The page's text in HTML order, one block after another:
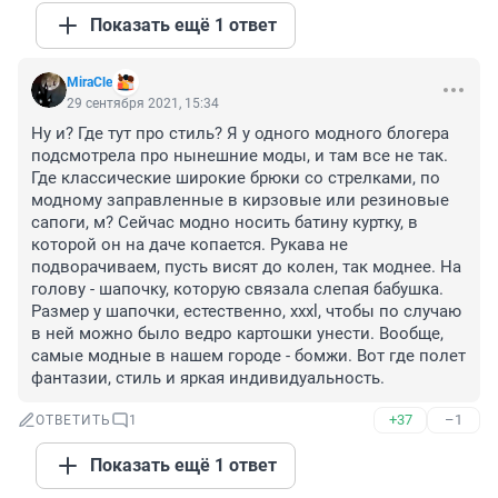
Показать ещё 1 ответ
MiraCle
29 сентября 2021, 15:34
Ну и? Где тут про стиль? Я у одного модного блогера
подсмотрела про нынешние моды, и там все не так.
Где классические широкие брюки со стрелками, по
модному заправленные в кирзовые или резиновые
сапоги, м? Сейчас модно носить батину куртку, в
которой он на даче копается. Рукава не
подворачиваем, пусть висят до колен, так моднее. На
голову - шапочку, которую связала слепая бабушка.
Размер у шапочки, естественно, xxxl, чтобы по случаю
в ней можно было ведро картошки унести. Вообще,
самые модные в нашем городе - бомжи. Вот где полет
фантазии, стиль и яркая индивидуальность.
ОТВЕТИТЬ 1 +37 –1
Показать ещё 1 ответ